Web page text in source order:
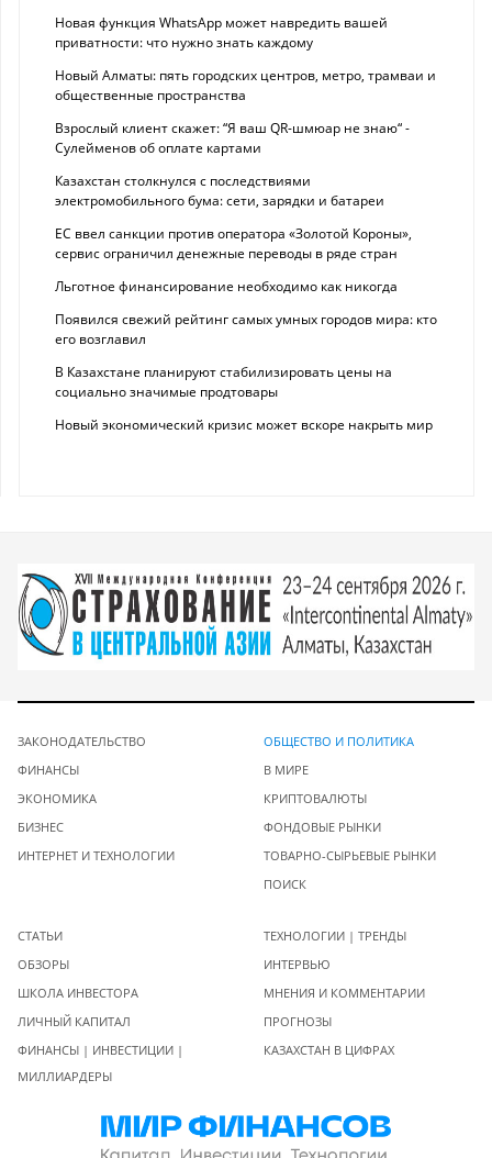
Новая функция WhatsApp может навредить вашей
приватности: что нужно знать каждому
Новый Алматы: пять городских центров, метро, трамваи и
общественные пространства
Взрослый клиент скажет: “Я ваш QR-шмюар не знаю“ -
Сулейменов об оплате картами
Казахстан столкнулся с последствиями
электромобильного бума: сети, зарядки и батареи
ЕС ввел санкции против оператора «Золотой Короны»,
сервис ограничил денежные переводы в ряде стран
Льготное финансирование необходимо как никогда
Появился свежий рейтинг самых умных городов мира: кто
его возглавил
В Казахстане планируют стабилизировать цены на
социально значимые продтовары
Новый экономический кризис может вскоре накрыть мир
ЗАКОНОДАТЕЛЬСТВО
ФИНАНСЫ
ЭКОНОМИКА
БИЗНЕС
ИНТЕРНЕТ И ТЕХНОЛОГИИ
ОБЩЕСТВО И ПОЛИТИКА
В МИРЕ
КРИПТОВАЛЮТЫ
ФОНДОВЫЕ РЫНКИ
ТОВАРНО-СЫРЬЕВЫЕ РЫНКИ
ПОИСК
СТАТЬИ
ОБЗОРЫ
ШКОЛА ИНВЕСТОРА
ЛИЧНЫЙ КАПИТАЛ
ФИНАНСЫ | ИНВЕСТИЦИИ |
МИЛЛИАРДЕРЫ
ТЕХНОЛОГИИ | ТРЕНДЫ
ИНТЕРВЬЮ
МНЕНИЯ И КОММЕНТАРИИ
ПРОГНОЗЫ
КАЗАХСТАН В ЦИФРАХ